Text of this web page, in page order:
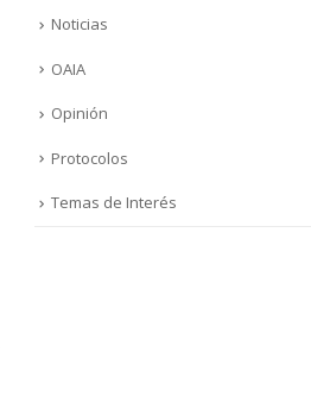
Noticias
OAIA
Opinión
Protocolos
Temas de Interés